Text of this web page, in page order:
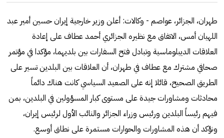
طهران، الجزائر، عواصم - وكالات: أعلن وزير خارجية إيران حسين أمير عبد
اللهيان أمس، الاتفاق مع نظيره الجزائري أحمد عطاف على إعادة
العلاقات الديبلوماسية وتبادل فتح السفارات بين بلديهما، مؤكدا في مؤتمر
صحافي مشترك مع عطاف في طهران، أن العلاقات بين البلدين تسير على
الطريق الصحيح، قائلا إنه على الصعيد السياسي كانت هناك دائماً
محادثات ومشاورات جيدة على مستوى كبار المسؤولين في البلدين، بمن
فيهم رئيساً البلدين ورئيس وزراء الجزائر والنائب الأول لرئيس إيران،
ونؤكد أن هذه المشاورات والحوارات مستمرة على نطاق أوسع.